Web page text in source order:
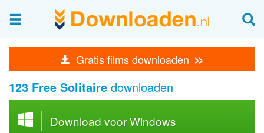
Gratis films downloaden »
Afbeeldingen & fotografie
Beheren en bekijken
Afbeelding & foto bewerken
Foto apps
Screenshots Maken
123 Free Solitaire downloaden
Download voor Windows